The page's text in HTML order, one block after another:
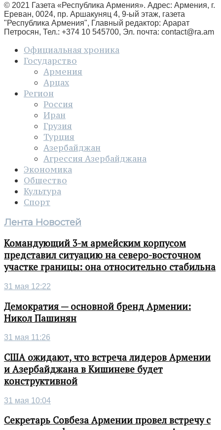
© 2021 Газета «Республика Армения». Адрес: Армения, г.
Ереван, 0024, пр. Аршакуняц 4, 9-ый этаж, газета
"Республика Армения", Главный редактор: Арарат
Петросян, Тел.: +374 10 545700, Эл. почта: contact@ra.am
Официальная хроника
Государство
Армения
Арцах
Регион
Россия
Иран
Грузия
Турция
Азербайджан
Агрессия Азербайджана
Экономика
Общество
Культура
Спорт
Лента Новостей
Командующий 3-м армейским корпусом
представил ситуацию на северо-восточном
участке границы: она относительно стабильна
31 мая 12:22
Демократия — основной бренд Армении:
Никол Пашинян
31 мая 11:26
США ожидают, что встреча лидеров Армении
и Азербайджана в Кишиневе будет
конструктивной
31 мая 10:04
Секретарь Совбеза Армении провел встречу с